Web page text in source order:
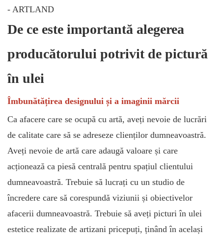
De ce este importantă alegerea
producătorului potrivit de pictură
în ulei
Îmbunătățirea designului și a imaginii mărcii
Ca afacere care se ocupă cu artă, aveți nevoie de lucrări
de calitate care să se adreseze clienților dumneavoastră.
Aveți nevoie de artă care adaugă valoare și care
acționează ca piesă centrală pentru spațiul clientului
dumneavoastră. Trebuie să lucrați cu un studio de
încredere care să corespundă viziunii și obiectivelor
afacerii dumneavoastră. Trebuie să aveți picturi în ulei
estetice realizate de artizani pricepuți, ținând în același